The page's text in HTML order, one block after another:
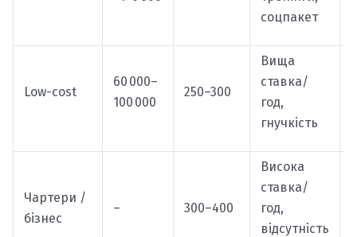
соцпакет
Low-cost
60 000–
100 000
250–300
Вища
ставка/
год,
гнучкість
Чартери /
бізнес
– 300–400
Висока
ставка/
год,
відсутність